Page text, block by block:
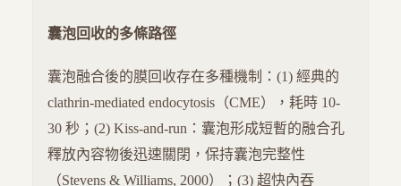
囊泡回收的多條路徑
囊泡融合後的膜回收存在多種機制：(1) 經典的
clathrin-mediated endocytosis（CME），耗時 10-
30 秒；(2) Kiss-and-run：囊泡形成短暫的融合孔
釋放內容物後迅速關閉，保持囊泡完整性
（Stevens & Williams, 2000）；(3) 超快內吞